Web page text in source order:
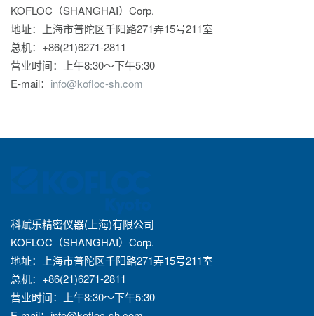
KOFLOC（SHANGHAI）Corp.
地址：上海市普陀区千阳路271弄15号211室
总机：+86(21)6271-2811
营业时间：上午8:30～下午5:30
E-mail： info@kofloc-sh.com
科赋乐精密仪器(上海)有限公司
KOFLOC（SHANGHAI）Corp.
地址：上海市普陀区千阳路271弄15号211室
总机：+86(21)6271-2811
营业时间：上午8:30～下午5:30